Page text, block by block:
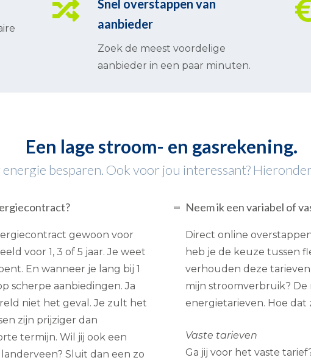
Snel overstappen van
aanbieder
Zoek de meest voordelige
aanbieder in een paar minuten.
Een lage stroom- en gasrekening.
besparen. Ook voor jou interessant?
gewoon voor
voor 1, 3 of 5 jaar. Je weet
En wanneer je lang bij 1
scherpe aanbiedingen. Ja
niet het geval. Je zult het
zijn prijziger dan
termijn. Wil jij ook een
Sluit dan een zo
Neem ik een variabel of
Direct online
heb je de keuze tussen
verhouden deze
mijn stroomverbruik? De
energietarieven. Hoe
Vaste tarieven
Ga jij voor het vaste